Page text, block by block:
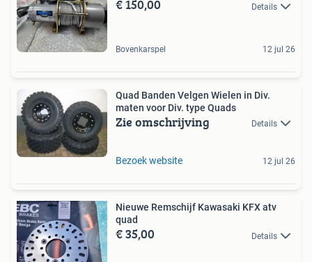
€ 150,00 Details
Bovenkarspel 12 jul 26
Quad Banden Velgen Wielen in Div.
maten voor Div. type Quads
Zie omschrijving Details
Bezoek website 12 jul 26
Nieuwe Remschijf Kawasaki KFX atv
quad
€ 35,00 Details